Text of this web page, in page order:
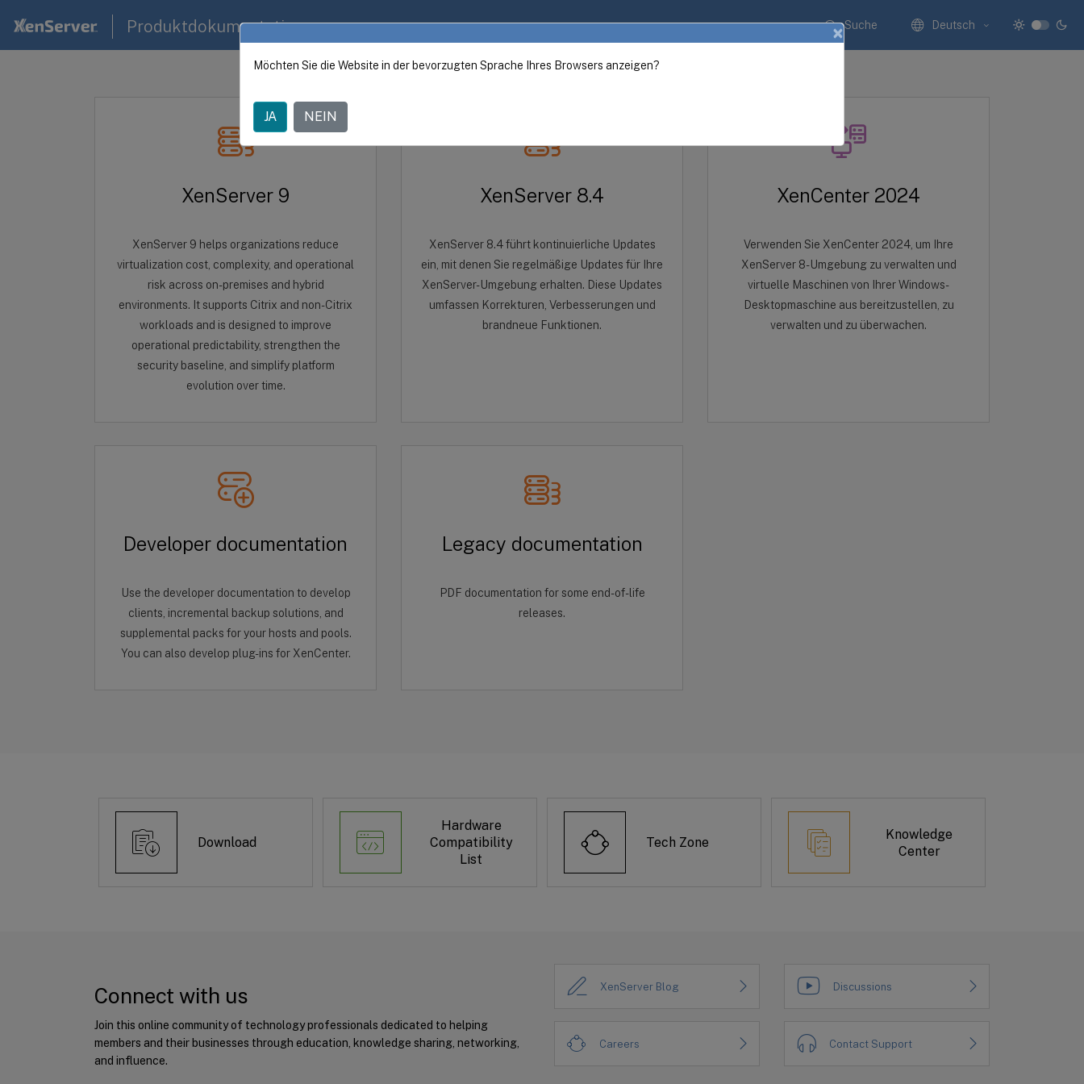
Produktdokumentation Suche Deutsch
XenServer 9
XenServer 9 helps organizations reduce
virtualization cost, complexity, and operational
risk across on-premises and hybrid
environments. It supports Citrix and non-Citrix
workloads and is designed to improve
operational predictability, strengthen the
security baseline, and simplify platform
evolution over time.
XenServer 8.4
XenServer 8.4 führt kontinuierliche Updates
ein, mit denen Sie regelmäßige Updates für Ihre
XenServer-Umgebung erhalten. Diese Updates
umfassen Korrekturen, Verbesserungen und
brandneue Funktionen.
XenCenter 2024
Verwenden Sie XenCenter 2024, um Ihre
XenServer 8-Umgebung zu verwalten und
virtuelle Maschinen von Ihrer Windows-
Desktopmaschine aus bereitzustellen, zu
verwalten und zu überwachen.
Developer documentation
Use the developer documentation to develop
clients, incremental backup solutions, and
supplemental packs for your hosts and pools.
You can also develop plug-ins for XenCenter.
Legacy documentation
PDF documentation for some end-of-life
releases.
Download
Hardware
Compatibility
List
Tech Zone
Knowledge
Center
Connect with us
Join this online community of technology professionals dedicated to helping
members and their businesses through education, knowledge sharing, networking,
and influence.
XenServer Blog Discussions
Careers Contact Support
×
Möchten Sie die Website in der bevorzugten Sprache Ihres Browsers anzeigen?
JA NEIN